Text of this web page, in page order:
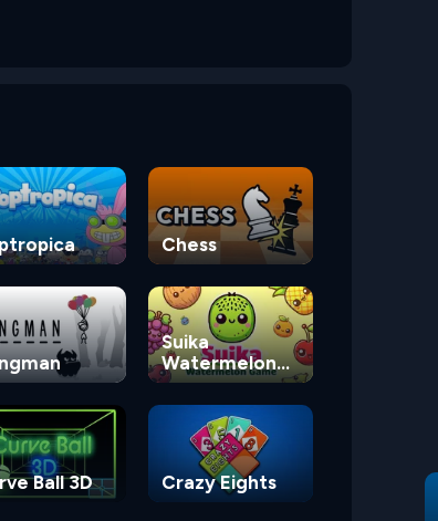
Chess
Suika
Watermelon
Game
Ball 3D Crazy Eights